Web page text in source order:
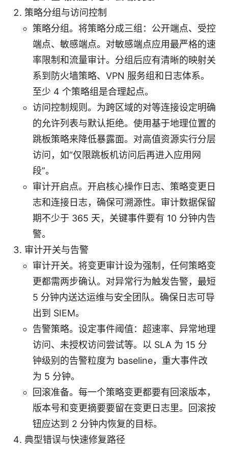
策略分组与访问控制
策略分组。将策略分成三组：公开端点、受控
端点、敏感端点。对敏感端点应用最严格的速
率限制和流量审计。分组后应有清晰的映射关
系到防火墙策略、VPN 服务组和日志体系。
至少 4 个策略组是合理起点。
访问控制规则。为跨区域的对等连接设定明确
的允许列表与默认拒绝。使用基于地理位置的
跳板策略来降低暴露面。对高值资源实行分层
访问，如“仅限跳板机访问后再进入应用网
段”。
审计开启点。开启核心操作日志、策略变更日
志和连接日志，确保可溯源性。审计数据保留
期不少于 365 天，关键事件要有 10 分钟内告
警。
审计开关与告警
审计开关。将变更审计设为强制，任何策略变
更都需两步确认。对异常行为触发告警，最短
5 分钟内送达运维与安全团队。确保日志可导
出到 SIEM。
告警策略。设定事件阈值：超速率、异常地理
访问、未授权访问尝试等。以 SLA 为 15 分
钟级别的告警粒度为 baseline，重大事件改
为 5 分钟。
回滚准备。每一个策略变更都要有回滚版本，
版本号和变更摘要要留在变更日志里。回滚按
钮应达到 2 分钟内恢复的目标。
典型错误与快速修复路径